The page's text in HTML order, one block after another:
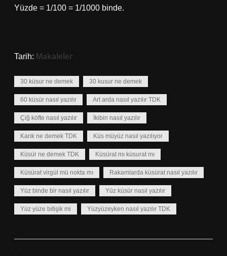
Yüzde = 1/100 = 1/1000 binde.
Tarih: Makaleler
30 küsur ne demek 30 kusur ne demek
60 küsür nasıl yazılır Art arda nasıl yazılır TDK
Çiğ köfte nasıl yazılır İkibin nasıl yazılır
Karık ne demek TDK Küs müyüz nasıl yazılıyor
Küsür ne demek TDK Küsürat mı küsurat mı
Küsürat virgül mü nokta mı Rakamlarda küsürat nasıl yazılır
Yüz binde bir nasıl yazılır Yüz küsür nasıl yazılır
Yüz yüze bitişik mi Yüzyüzeyken nasıl yazılır TDK